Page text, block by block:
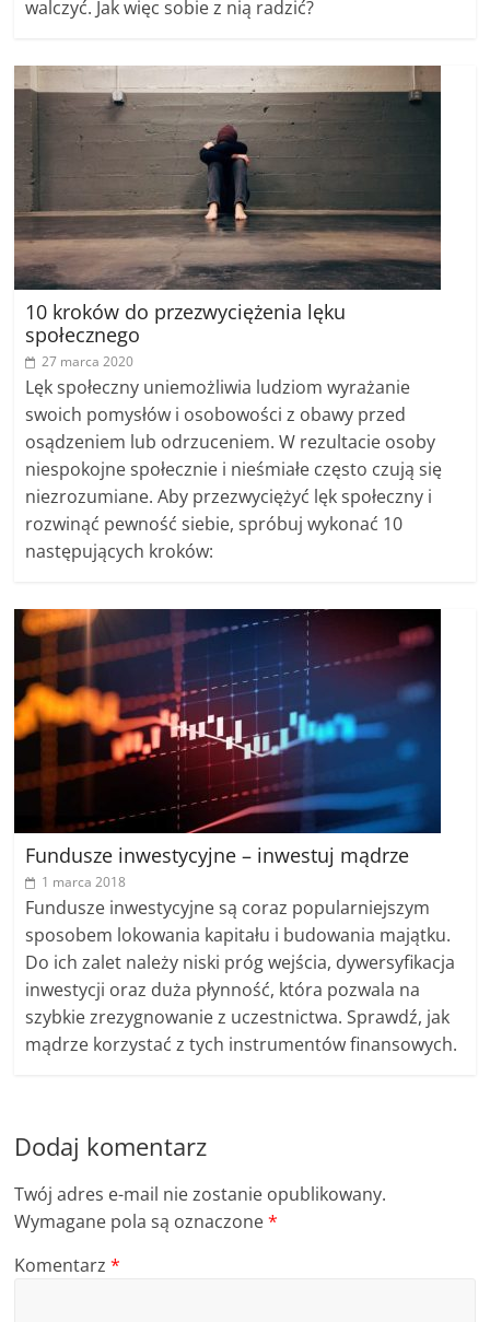
walczyć. Jak więc sobie z nią radzić?
10 kroków do przezwyciężenia lęku
społecznego
27 marca 2020
Lęk społeczny uniemożliwia ludziom wyrażanie
swoich pomysłów i osobowości z obawy przed
osądzeniem lub odrzuceniem. W rezultacie osoby
niespokojne społecznie i nieśmiałe często czują się
niezrozumiane. Aby przezwyciężyć lęk społeczny i
rozwinąć pewność siebie, spróbuj wykonać 10
następujących kroków:
Fundusze inwestycyjne – inwestuj mądrze
1 marca 2018
Fundusze inwestycyjne są coraz popularniejszym
sposobem lokowania kapitału i budowania majątku.
Do ich zalet należy niski próg wejścia, dywersyfikacja
inwestycji oraz duża płynność, która pozwala na
szybkie zrezygnowanie z uczestnictwa. Sprawdź, jak
mądrze korzystać z tych instrumentów finansowych.
Dodaj komentarz
Twój adres e-mail nie zostanie opublikowany.
Wymagane pola są oznaczone*
Komentarz*